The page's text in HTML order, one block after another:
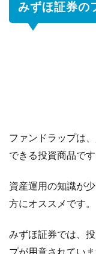
みずほ証券の
ファンドラップは
できる投資商品です
資産運用の知識が
方にオススメです。
みずほ証券では、